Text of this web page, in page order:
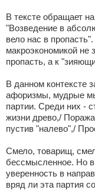
В тексте обращает
"Возведение в
вело нас в
макроэкономикой не
пропасть, а к
В данном контексте
афоризмы, мудрые
партии. Среди них -
жизни древо,/
пустив "налево",/
Смело, товарищ,
бессмысленное. Но в
уверенность в
вряд ли эта партия